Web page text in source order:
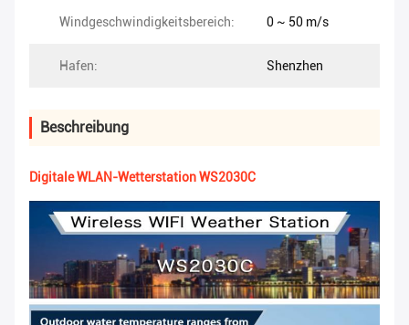
Windgeschwindigkeitsbereich: 0 ~ 50 m/s
Hafen: Shenzhen
Beschreibung
Digitale WLAN-Wetterstation WS2030C